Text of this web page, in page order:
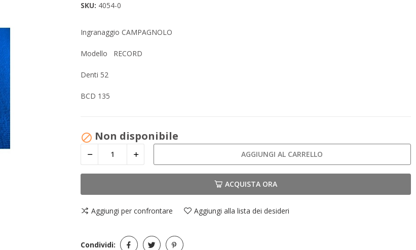
SKU: 4054-0
Ingranaggio CAMPAGNOLO
Modello RECORD
Denti 52
BCD 135
 Non disponibile
AGGIUNGI AL CARRELLO
ACQUISTA ORA
Aggiungi per confrontare Aggiungi alla lista dei desideri
Condividi: